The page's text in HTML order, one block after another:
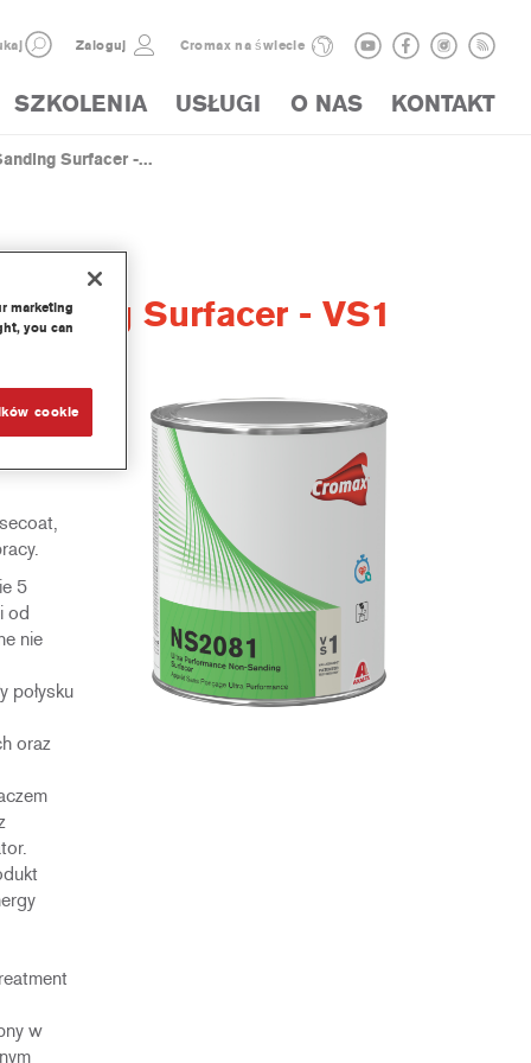
Zaloguj Cromax na świecie
SZKOLENIA USŁUGI O NAS KONTAKT
Surfacer -...
Surfacer - VS1
-
5
od
nie
połysku
oraz
w
marketing
you can
cookie